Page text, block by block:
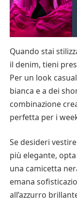
Quando stai
il denim, tieni
Per un look
bianca e a dei
combinazione
perfetta per i
Se desideri
più elegante,
una camicetta
emana
all’azzurro